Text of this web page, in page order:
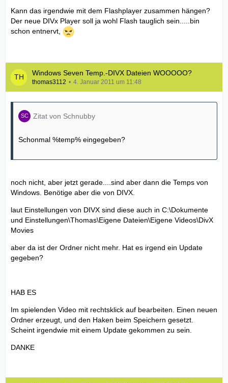
Kann das irgendwie mit dem Flashplayer zusammen hängen?
Der neue DIVx Player soll ja wohl Flash tauglich sein.....bin
schon entnervt,
Windows Seven Temp.-DIVX Dateien WOOOOO?
thomas3112 4. Januar 2011 um 11:48
Zitat von Schnubby
Schonmal %temp% eingegeben?
noch nicht, aber jetzt gerade....sind aber dann die Temps von
Windows. Benötige aber die von DIVX.
laut Einstellungen von DIVX sind diese auch in C:\Dokumente
und Einstellungen\Thomas\Eigene Dateien\Eigene Videos\DivX
Movies
aber da ist der Ordner nicht mehr. Hat es irgend ein Update
gegeben?
HAB ES
Im spielenden Video mit rechtsklick auf bearbeiten. Einen neuen
Ordner erzeugt, und den Haken beim Speichern gesetzt.
Scheint irgendwie mit einem Update gekommen zu sein.
DANKE